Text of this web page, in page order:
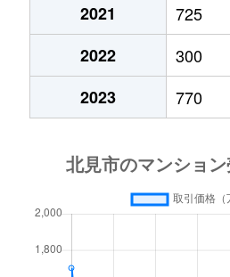
2021
725
2022
300
2023
770